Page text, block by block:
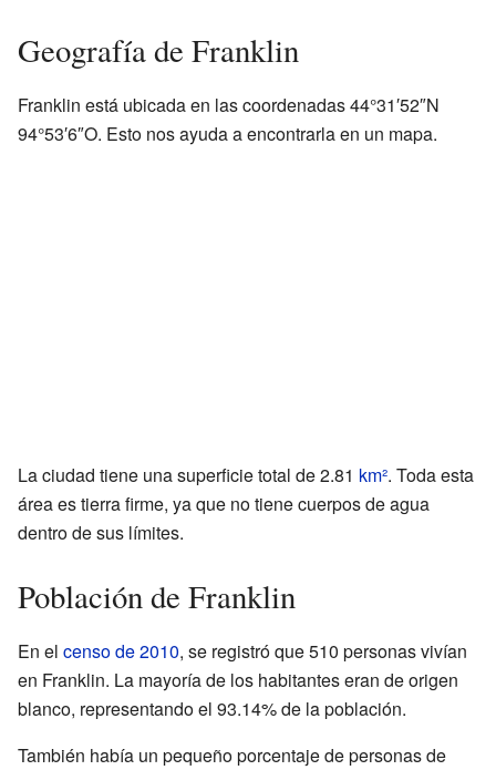
Geografía de Franklin
Franklin está ubicada en las coordenadas 44°31′52″N
94°53′6″O. Esto nos ayuda a encontrarla en un mapa.
La ciudad tiene una superficie total de 2.81 km². Toda esta
área es tierra firme, ya que no tiene cuerpos de agua
dentro de sus límites.
Población de Franklin
En el censo de 2010, se registró que 510 personas vivían
en Franklin. La mayoría de los habitantes eran de origen
blanco, representando el 93.14% de la población.
También había un pequeño porcentaje de personas de